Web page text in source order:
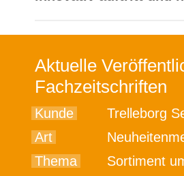
Aktuelle
Fachzeitschriften
Kunde
Trelleborg
Art
Thema
Sortiment um